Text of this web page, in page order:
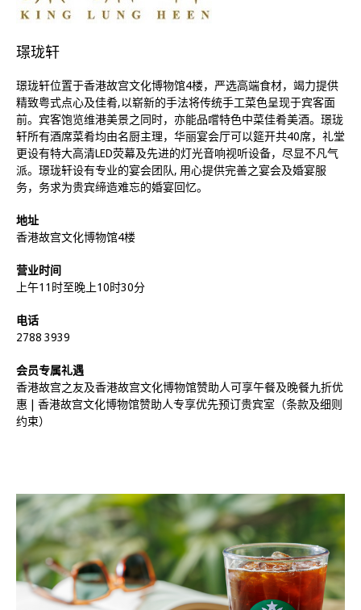
璟珑轩
璟珑轩位置于香港故宫文化博物馆4楼，严选高端食材，竭力提供
精致粤式点心及佳肴,以崭新的手法将传统手工菜色呈现于宾客面
前。宾客饱览维港美景之同时，亦能品嚐特色中菜佳肴美酒。璟珑
轩所有酒席菜肴均由名厨主理，华丽宴会厅可以筵开共40席，礼堂
更设有特大高清LED荧幕及先进的灯光音响视听设备，尽显不凡气
派。璟珑轩设有专业的宴会团队, 用心提供完善之宴会及婚宴服
务，务求为贵宾缔造难忘的婚宴回忆。
地址
香港故宫文化博物馆4楼
营业时间
上午11时至晚上10时30分
电话
2788 3939
会员专属礼遇
香港故宫之友及香港故宫文化博物馆赞助人可享午餐及晚餐九折优
惠 | 香港故宫文化博物馆赞助人专享优先预订贵宾室（条款及细则
约束）